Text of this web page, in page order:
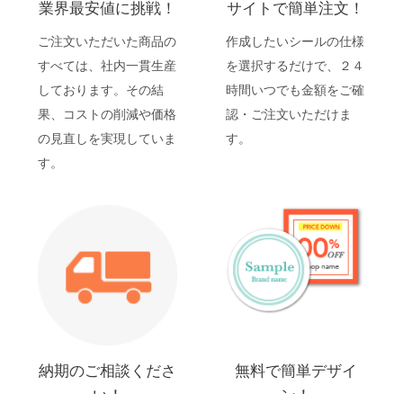
業界最安値に挑戦！
ご注文いただいた商品の
すべては、社内一貫生産
しております。その結
果、コストの削減や価格
の見直しを実現していま
す。
サイトで簡単注文！
作成したいシールの仕様
を選択するだけで、２４
時間いつでも金額をご確
認・ご注文いただけま
す。
納期のご相談くださ
無料で簡単デザイ